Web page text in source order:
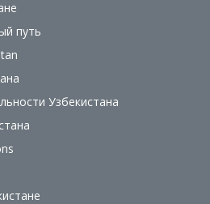
путь
Узбекистана